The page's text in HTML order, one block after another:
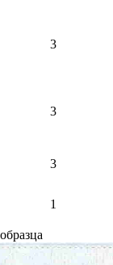
3
3
3
1